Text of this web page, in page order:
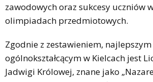
zawodowych oraz sukcesy uczniów
olimpiadach przedmiotowych.
Zgodnie z zestawieniem,
ogólnokształcącym w Kielcach jest
Jadwigi Królowej, znane jako